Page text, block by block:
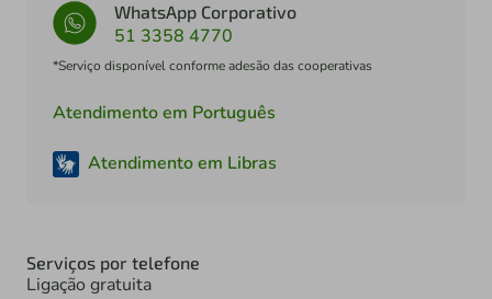
WhatsApp Corporativo
51 3358 4770
*Serviço disponível conforme adesão das cooperativas
Atendimento em Português
Atendimento em Libras
Serviços por telefone
Ligação gratuita